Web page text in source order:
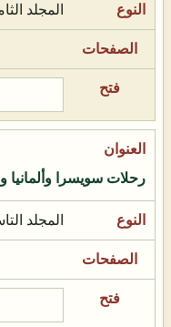
المجلد
رحلات سويسرا وألمانيا
المجلد